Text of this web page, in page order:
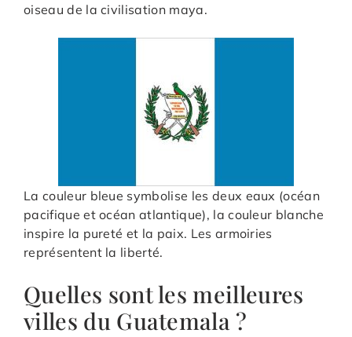
oiseau de la civilisation maya.
La couleur bleue symbolise les deux eaux (océan
pacifique et océan atlantique), la couleur blanche
inspire la pureté et la paix. Les armoiries
représentent la liberté.
Quelles sont les meilleures
villes du Guatemala ?